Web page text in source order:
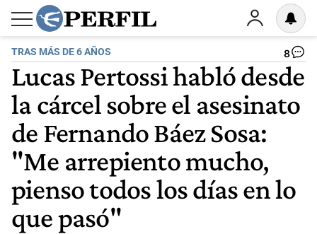
TRAS MÁS DE 6 AÑOS 8
Lucas Pertossi habló desde
la cárcel sobre el asesinato
de Fernando Báez Sosa:
"Me arrepiento mucho,
pienso todos los días en lo
que pasó"